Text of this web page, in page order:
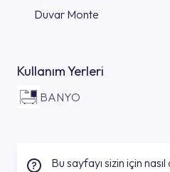
Duvar Monte
Kullanım Yerleri
BANYO
Bu sayfayı sizin için